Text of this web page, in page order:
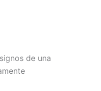
de una